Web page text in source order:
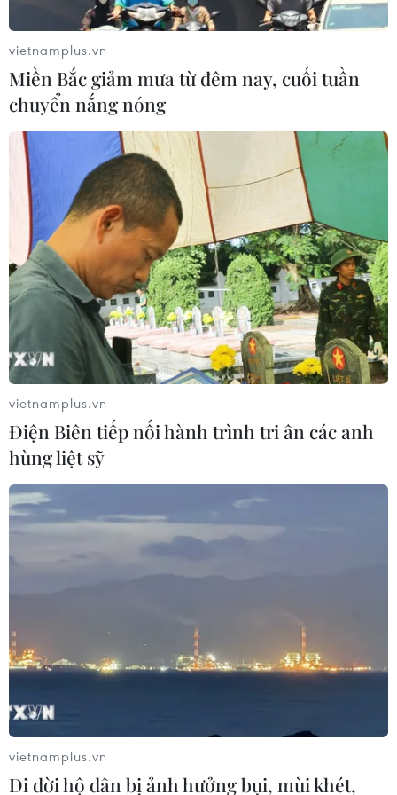
tầm thương hiệu của doanh nghiệp./.
#Vietnam Report
#Doanh nghiệp nhà nước
#Kinh tế vĩ mô
#Kế hoạch đầu tư
Theo dõi VietnamPlus
TIN LIÊN QUAN
vietnamplus.vn
Miền Bắc giảm mưa từ đêm nay, cuối tuần
chuyển nắng nóng
vietnamplus.vn
Điện Biên tiếp nối hành trình tri ân các anh
hùng liệt sỹ
vietnamplus.vn
Di dời hộ dân bị ảnh hưởng bụi, mùi khét,